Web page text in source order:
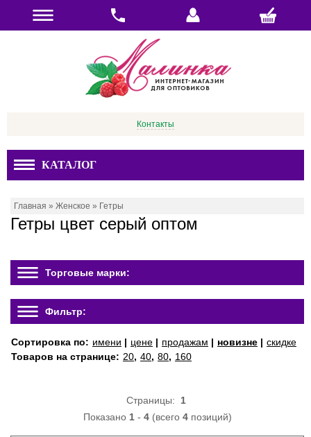
Контакты
КАТАЛОГ
Главная » Женское » Гетры
Гетры цвет серый оптом
Торговые марки:
Фильтр:
Сортировка по: имени | цене | продажам | новизне | скидке
Товаров на странице: 20, 40, 80, 160
Страницы: 1
Показано 1- 4(всего 4позиций)